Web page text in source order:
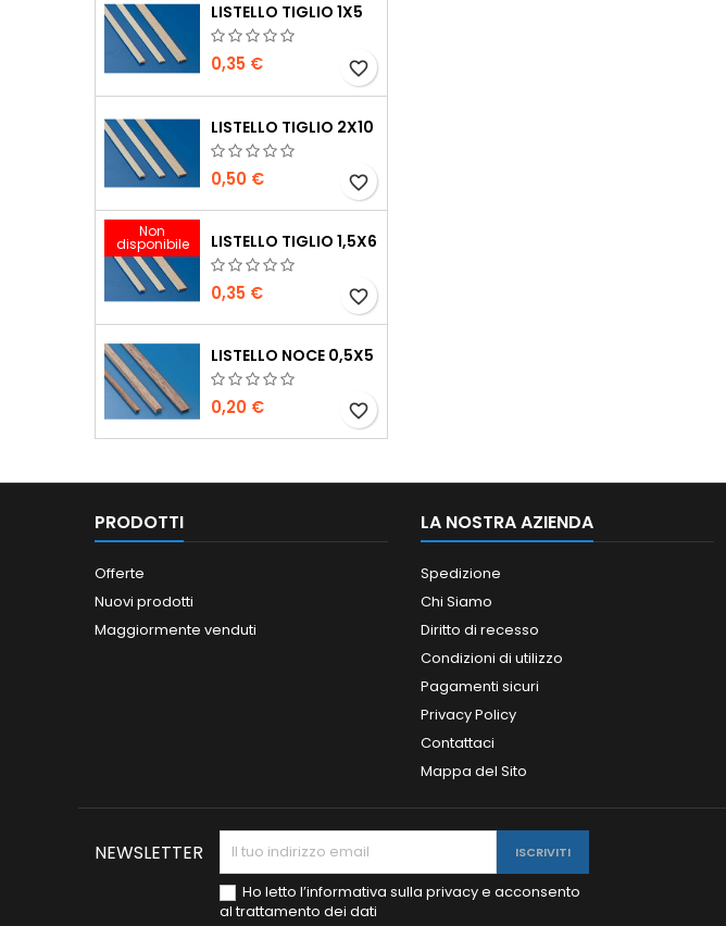
LISTELLO TIGLIO 1X5
0,35 € favorite_border
LISTELLO TIGLIO 2X10
0,50 € favorite_border
Non
disponibile LISTELLO TIGLIO 1,5X6
0,35 € favorite_border
LISTELLO NOCE 0,5X5
0,20 € favorite_border
PRODOTTI
Offerte
Nuovi prodotti
Maggiormente venduti
LA NOSTRA AZIENDA
Spedizione
Chi Siamo
Diritto di recesso
Condizioni di utilizzo
Pagamenti sicuri
Privacy Policy
Contattaci
Mappa del Sito
NEWSLETTER
Ho letto l’informativa sulla privacy e acconsento
al trattamento dei dati